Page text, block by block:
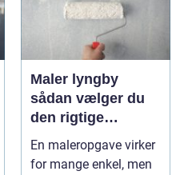
Maler lyngby
sådan vælger du
den rigtige
fagmand
En maleropgave virker
for mange enkel, men